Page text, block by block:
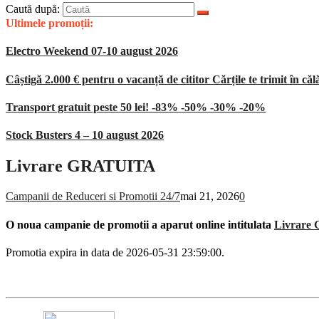
Caută după:
Ultimele promoții:
Electro Weekend 07-10 august 2026
Câștigă 2.000 € pentru o vacanță de cititor Cărțile te trimit în
Transport gratuit peste 50 lei! -83% -50% -30% -20%
Stock Busters 4 – 10 august 2026
Livrare GRATUITA
Campanii de Reduceri si Promotii 24/7mai 21, 20260
O noua campanie de promotii a aparut online intitulata Livrare
Promotia expira in data de 2026-05-31 23:59:00.